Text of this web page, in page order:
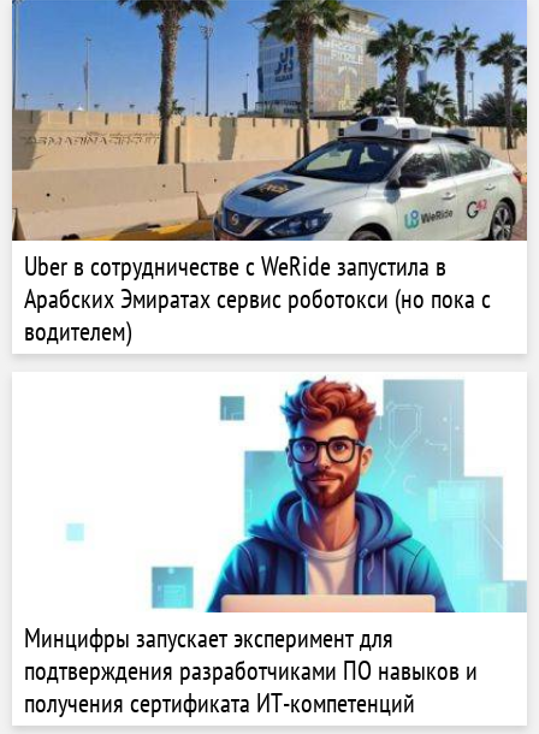
Uber в сотрудничестве с WeRide запустила в
Арабских Эмиратах сервис роботокси (но пока с
водителем)
Минцифры запускает эксперимент для
подтверждения разработчиками ПО навыков и
получения сертификата ИТ-компетенций